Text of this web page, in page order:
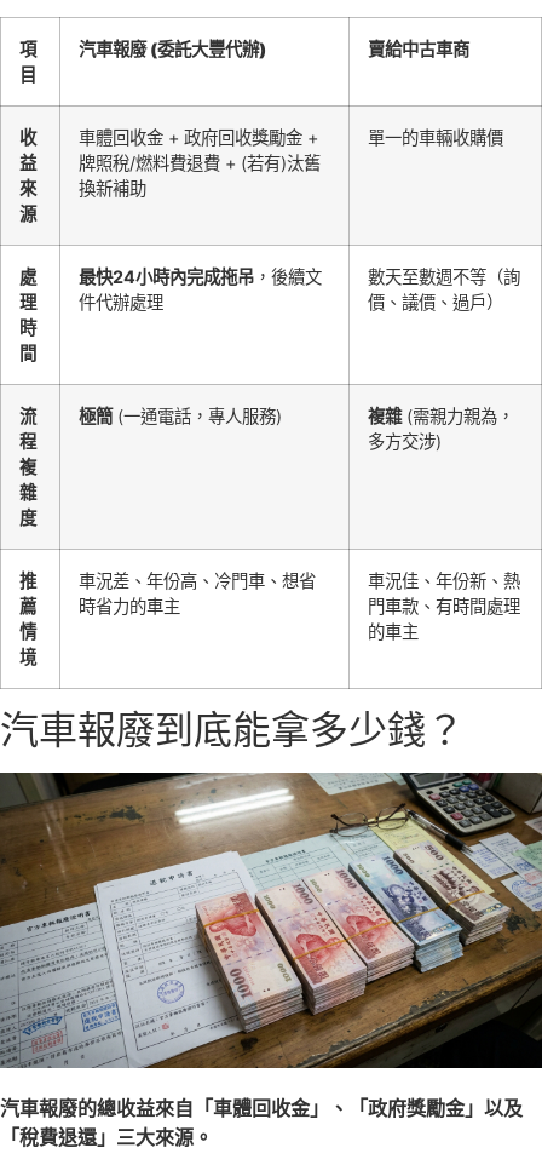
項
目
汽車報廢 (委託大豐代辦) 賣給中古車商
收
益
來
源
車體回收金 + 政府回收獎勵金 +
牌照稅/燃料費退費 + (若有)汰舊
換新補助
單一的車輛收購價
處
理
時
間
最快24小時內完成拖吊 ，後續文
件代辦處理
數天至數週不等（詢
價、議價、過戶）
流
程
複
雜
度
極簡(一通電話，專人服務) 複雜(需親力親為，
多方交涉)
推
薦
情
境
車況差、年份高、冷門車、想省
時省力的車主
車況佳、年份新、熱
門車款、有時間處理
的車主
汽車報廢到底能拿多少錢？
汽車報廢的總收益來自「車體回收金」、「政府獎勵金」以及
「稅費退還」三大來源。